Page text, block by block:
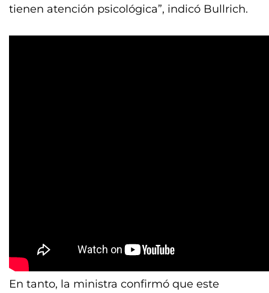
tienen atención psicológica”, indicó Bullrich.
En tanto, la ministra confirmó que este